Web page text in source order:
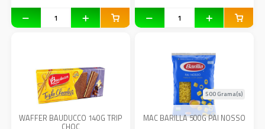
WAFFER BAUDUCCO 140G TRIP MAC BARILLA 500G PAI NOSSO
500 Grama(s)